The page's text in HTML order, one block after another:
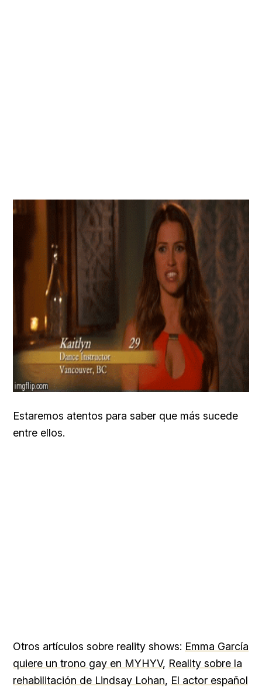
Estaremos atentos para saber que más sucede
entre ellos.
Otros artículos sobre reality shows: Emma García
quiere un trono gay en MYHYV, Reality sobre la
rehabilitación de Lindsay Lohan, El actor español